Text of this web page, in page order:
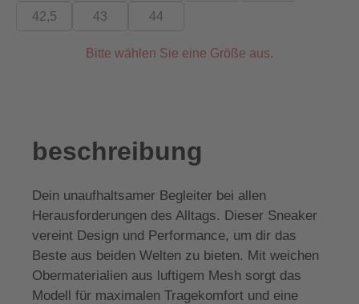
42,5 43 44
Bitte wählen Sie eine Größe aus.
beschreibung
Dein unaufhaltsamer Begleiter bei allen
Herausforderungen des Alltags. Dieser Sneaker
vereint Design und Performance, um dir das
Beste aus beiden Welten zu bieten. Mit weichen
Obermaterialien aus luftigem Mesh sorgt das
Modell für maximalen Tragekomfort und eine